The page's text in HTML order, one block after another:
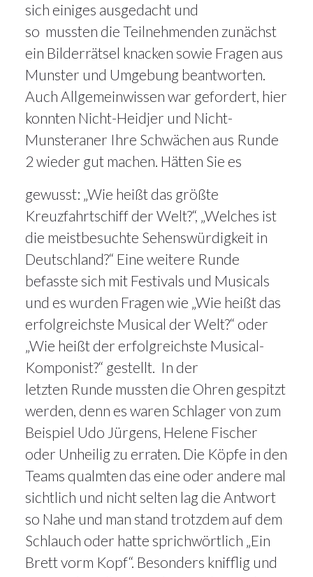
sich einiges ausgedacht und
so mussten die Teilnehmenden zunächst
ein Bilderrätsel knacken sowie Fragen aus
Munster und Umgebung beantworten.
Auch Allgemeinwissen war gefordert, hier
konnten Nicht-Heidjer und Nicht-
Munsteraner Ihre Schwächen aus Runde
2 wieder gut machen. Hätten Sie es
gewusst: „Wie heißt das größte
Kreuzfahrtschiff der Welt?“, „Welches ist
die meistbesuchte Sehenswürdigkeit in
Deutschland?“ Eine weitere Runde
befasste sich mit Festivals und Musicals
und es wurden Fragen wie „Wie heißt das
erfolgreichste Musical der Welt?“ oder
„Wie heißt der erfolgreichste Musical-
Komponist?“ gestellt. In der
letzten Runde mussten die Ohren gespitzt
werden, denn es waren Schlager von zum
Beispiel Udo Jürgens, Helene Fischer
oder Unheilig zu erraten. Die Köpfe in den
Teams qualmten das eine oder andere mal
sichtlich und nicht selten lag die Antwort
so Nahe und man stand trotzdem auf dem
Schlauch oder hatte sprichwörtlich „Ein
Brett vorm Kopf“. Besonders knifflig und